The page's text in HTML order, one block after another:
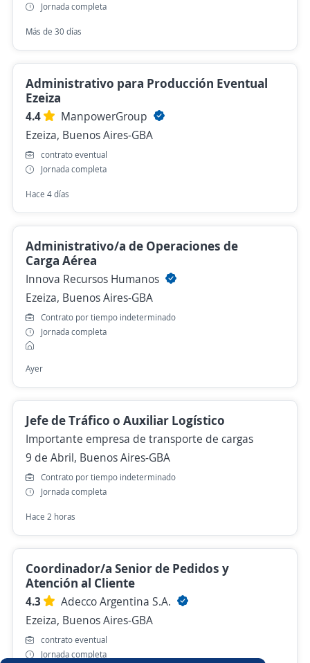
Jornada completa
Más de 30 días
Administrativo para Producción Eventual
Ezeiza
4.4
ManpowerGroup
Ezeiza, Buenos Aires-GBA
contrato eventual
Jornada completa
Hace 4 días
Administrativo/a de Operaciones de
Carga Aérea
Innova Recursos Humanos
Ezeiza, Buenos Aires-GBA
Contrato por tiempo indeterminado
Jornada completa
Ayer
Jefe de Tráfico o Auxiliar Logístico
Importante empresa de transporte de cargas
9 de Abril, Buenos Aires-GBA
Contrato por tiempo indeterminado
Jornada completa
Hace 2 horas
Coordinador/a Senior de Pedidos y
Atención al Cliente
4.3
Adecco Argentina S.A.
Ezeiza, Buenos Aires-GBA
contrato eventual
Jornada completa